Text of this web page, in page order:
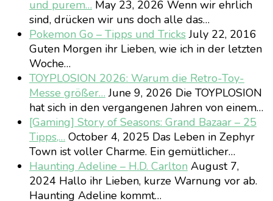
und purem… May 23, 2026 Wenn wir ehrlich
sind, drücken wir uns doch alle das…
Pokemon Go – Tipps und TricksJuly 22, 2016
Guten Morgen ihr Lieben, wie ich in der letzten
Woche…
TOYPLOSION 2026: Warum die Retro-Toy-
Messe größer… June 9, 2026 Die TOYPLOSION
hat sich in den vergangenen Jahren von einem…
[Gaming] Story of Seasons: Grand Bazaar – 25
Tipps,… October 4, 2025 Das Leben in Zephyr
Town ist voller Charme. Ein gemütlicher…
Haunting Adeline – H.D. Carlton August 7,
2024 Hallo ihr Lieben, kurze Warnung vor ab.
Haunting Adeline kommt…